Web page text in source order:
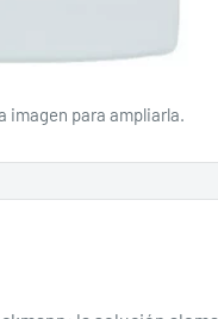
imagen para ampliarla.